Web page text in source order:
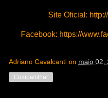
Site Oficial:
Facebook: https://
Adriano Cavalcanti on maio 02,
Compartilhar